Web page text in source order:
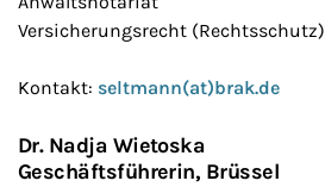
Versicherungsrecht (Rechtsschutz)
Kontakt: seltmann(at)brak.de
Dr. Nadja Wietoska
Geschäftsführerin, Brüssel